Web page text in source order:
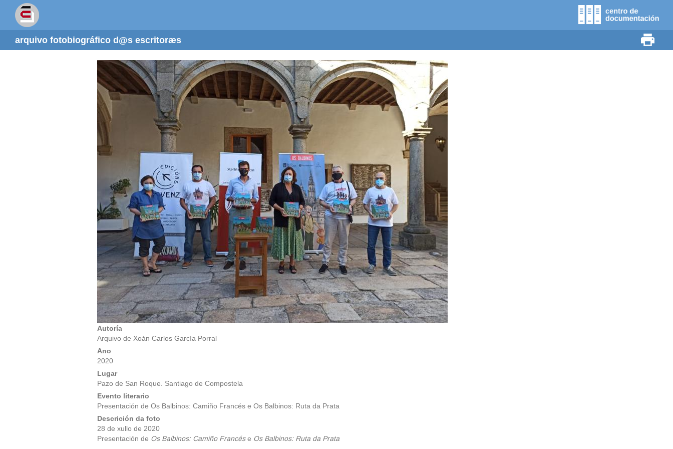
arquivo fotobiográfico d@s escritoræs
Autoría
Arquivo de Xoán Carlos García Porral
Ano
2020
Lugar
Pazo de San Roque. Santiago de Compostela
Evento literario
Presentación de Os Balbinos: Camiño Francés e Os Balbinos: Ruta da Prata
Descrición da foto
28 de xullo de 2020
Presentación de Os Balbinos: Camiño Francése Os Balbinos: Ruta da Prata